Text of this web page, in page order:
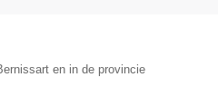
en in de provincie